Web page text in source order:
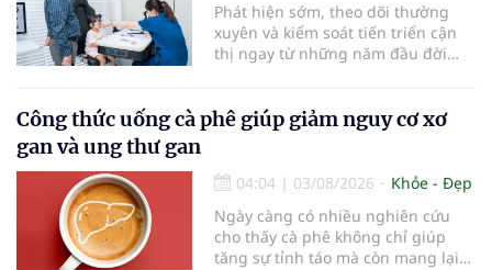
Phát hiện sớm, theo dõi thường
xuyên và kiểm soát tiến triển cận
thị ngay từ những năm đầu đời
trẻ. Đây cũng là định hướng của
Trung tâm Nhãn nhi và Kiểm soát
Đô đưa vào hoạt động ngày 1/8.
Công thức uống cà phê giúp giảm nguy cơ xơ
gan và ung thư gan
04:04 | 03/08/2026
Khỏe - Đẹp
Ngày càng có nhiều nghiên cứu
cho thấy cà phê không chỉ giúp
tăng sự tỉnh táo mà còn mang lại